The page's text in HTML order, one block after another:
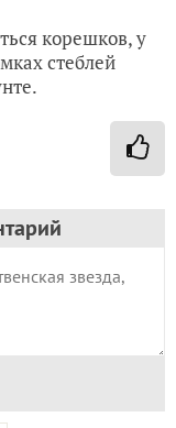
корешков, у
стеблей